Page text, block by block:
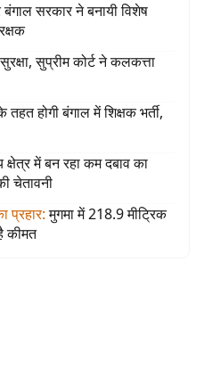
बंगाल सरकार ने बनायी विशेष
सुप्रीम कोर्ट ने कलकत्ता
होगी बंगाल में शिक्षक भर्ती,
में बन रहा कम दबाव का
चेतावनी
प्रहार: मुगमा में 218.9 मीट्रिक
कीमत